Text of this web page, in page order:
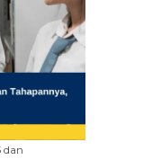
dan